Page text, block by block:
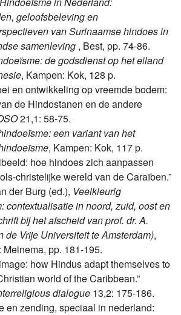
geloofsbeleving en
van Surinaamse hindoes in
samenleving , Best, pp. 74-86.
de godsdienst op het eiland
, Kampen: Kok, 128 p.
en ontwikkeling op vreemde bodem:
de Hindostanen en de andere
21,1: 58-75.
een variant van het
, Kampen: Kok, 117 p.
hoe hindoes zich aanpassen
christelijke wereld van de Caraïben.”
der Burg (ed.), Veelkleurig
contextualisatie in noord, zuid, oost en
bij het afscheid van prof. dr. A.
de Vrije Universiteit te Amsterdam),
Meinema, pp. 181-195.
how Hindus adapt themselves to
world of the Caribbean.”
dialogue 13,2: 175-186.
en zending, speciaal in nederland: